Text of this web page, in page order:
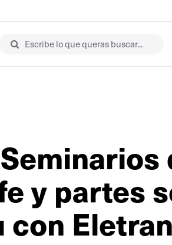
Escribe lo que queras buscar...
y partes
con